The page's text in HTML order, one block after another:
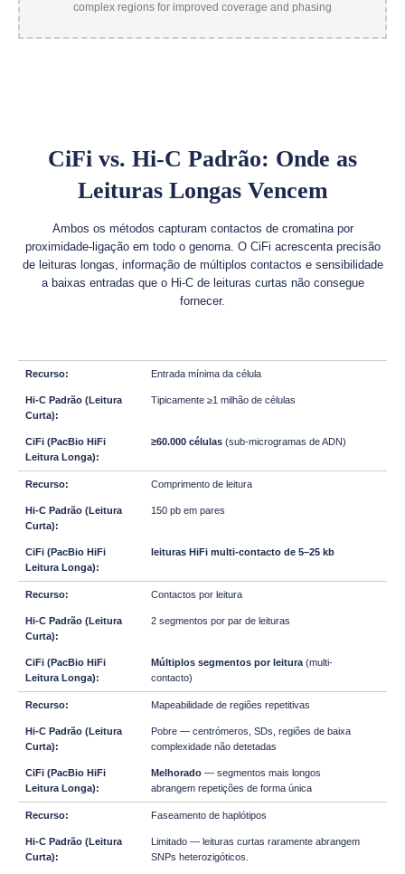
CiFi vs. Hi-C Padrão: Onde as
Leituras Longas Vencem
Ambos os métodos capturam contactos de cromatina por
proximidade-ligação em todo o genoma. O CiFi acrescenta precisão
de leituras longas, informação de múltiplos contactos e sensibilidade
a baixas entradas que o Hi-C de leituras curtas não consegue
fornecer.
Entrada mínima da célula
Tipicamente ≥1 milhão de células
≥60.000 células(sub-microgramas de ADN)
Comprimento de leitura
150 pb em pares
leituras HiFi multi-contacto de 5–25 kb
Contactos por leitura
2 segmentos por par de leituras
Múltiplos segmentos por leitura(multi-
contacto)
Mapeabilidade de regiões repetitivas
Pobre — centrómeros, SDs, regiões de baixa
complexidade não detetadas
Melhorado— segmentos mais longos
abrangem repetições de forma única
Faseamento de haplótipos
Limitado — leituras curtas raramente abrangem
SNPs heterozigóticos.